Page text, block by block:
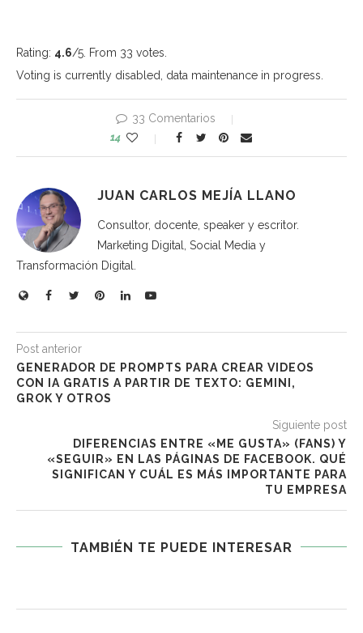
Rating: 4.6/5. From 33 votes.
Voting is currently disabled, data maintenance in progress.
33 Comentarios
14
JUAN CARLOS MEJÍA LLANO
Consultor, docente, speaker y escritor.
Marketing Digital, Social Media y
Transformación Digital.
Post anterior
GENERADOR DE PROMPTS PARA CREAR VIDEOS
CON IA GRATIS A PARTIR DE TEXTO: GEMINI,
GROK Y OTROS
Siguiente post
DIFERENCIAS ENTRE «ME GUSTA» (FANS) Y
«SEGUIR» EN LAS PÁGINAS DE FACEBOOK. QUÉ
SIGNIFICAN Y CUÁL ES MÁS IMPORTANTE PARA
TU EMPRESA
TAMBIÉN TE PUEDE INTERESAR